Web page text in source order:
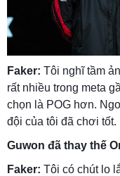
Faker: Tôi nghĩ tầm
rất nhiều trong meta
chọn là POG hơn.
đội của tôi đã chơi tốt.
Guwon đã thay thế
Faker: Tôi có chút lo